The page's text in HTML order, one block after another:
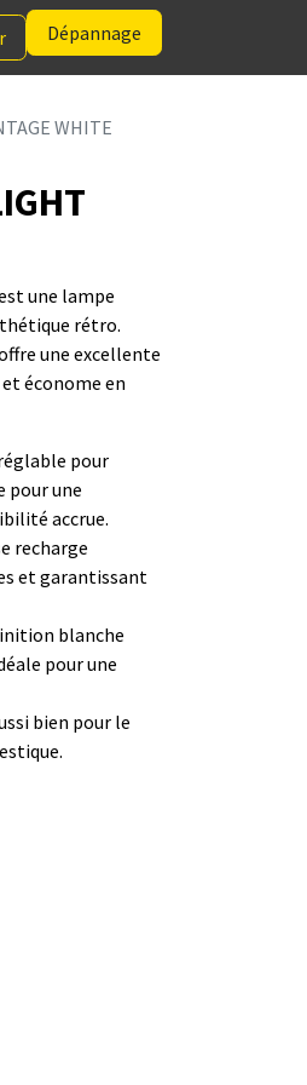
Dépannage
WHITE
une lampe
rétro.
une excellente
économe en
pour
pour une
accrue.
recharge
et garantissant
blanche
pour une
bien pour le